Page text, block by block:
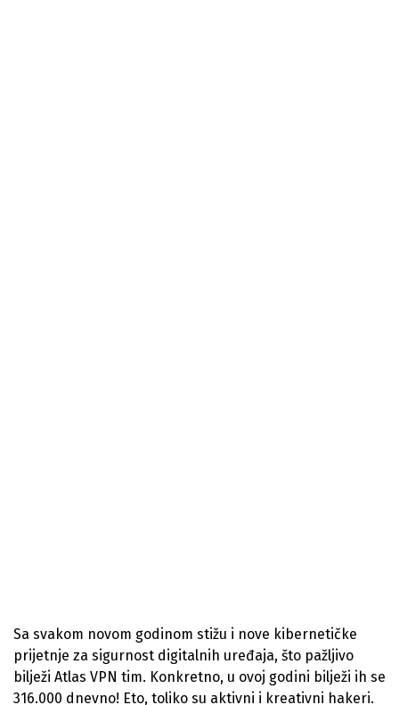
Sa svakom novom godinom stižu i nove kibernetičke
prijetnje za sigurnost digitalnih uređaja, što pažljivo
bilježi Atlas VPN tim. Konkretno, u ovoj godini bilježi ih se
316.000 dnevno! Eto, toliko su aktivni i kreativni hakeri.